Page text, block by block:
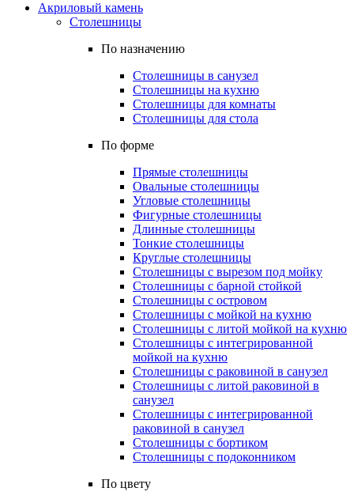
Акриловый камень
Столешницы
По назначению
Столешницы в санузел
Столешницы на кухню
Столешницы для комнаты
Столешницы для стола
По форме
Прямые столешницы
Овальные столешницы
Угловые столешницы
Фигурные столешницы
Длинные столешницы
Тонкие столешницы
Круглые столешницы
Столешницы с вырезом под мойку
Столешницы с барной стойкой
Столешницы с островом
Столешницы с мойкой на кухню
Столешницы с литой мойкой на кухню
Столешницы с интегрированной
мойкой на кухню
Столешницы с раковиной в санузел
Столешницы с литой раковиной в
санузел
Столешницы с интегрированной
раковиной в санузел
Столешницы с бортиком
Столешницы с подоконником
По цвету